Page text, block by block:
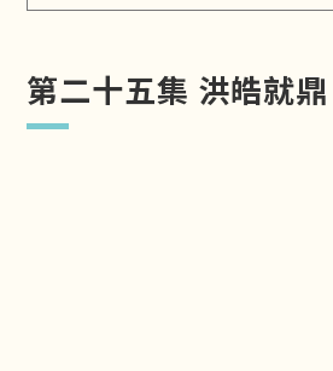
第二十五集 洪皓就鼎